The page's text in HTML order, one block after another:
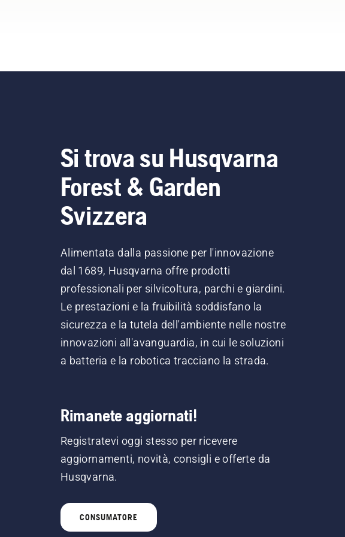
Si trova su Husqvarna
Forest & Garden
Svizzera
Alimentata dalla passione per l'innovazione
dal 1689, Husqvarna offre prodotti
professionali per silvicoltura, parchi e giardini.
Le prestazioni e la fruibilità soddisfano la
sicurezza e la tutela dell'ambiente nelle nostre
innovazioni all'avanguardia, in cui le soluzioni
a batteria e la robotica tracciano la strada.
Rimanete aggiornati!
Registratevi oggi stesso per ricevere
aggiornamenti, novità, consigli e offerte da
Husqvarna.
CONSUMATORE